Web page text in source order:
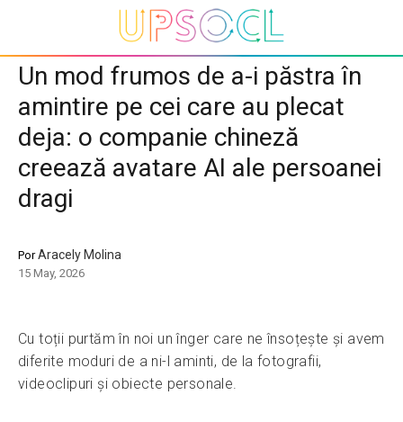
Un mod frumos de a-i păstra în
amintire pe cei care au plecat
deja: o companie chineză
creează avatare AI ale persoanei
dragi
PorAracely Molina
15 May, 2026
Cu toții purtăm în noi un înger care ne însoțește și avem
diferite moduri de a ni-l aminti, de la fotografii,
videoclipuri și obiecte personale.